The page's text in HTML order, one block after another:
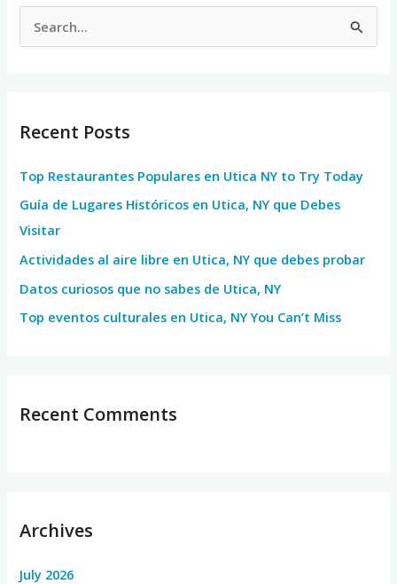
c
f
o
r
:
Recent Posts
Top Restaurantes Populares en Utica NY to Try Today
Guía de Lugares Históricos en Utica, NY que Debes
Visitar
Actividades al aire libre en Utica, NY que debes probar
Datos curiosos que no sabes de Utica, NY
Top eventos culturales en Utica, NY You Can’t Miss
Recent Comments
Archives
July 2026